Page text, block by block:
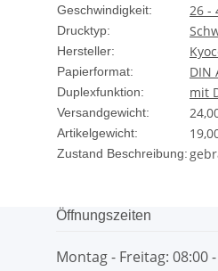
Geschwindigkeit: 26 -
Drucktyp:
Hersteller:
Papierformat: DIN
Duplexfunktion: mit
Versandgewicht:
Artikelgewicht:
Zustand Beschreibung:
Öffnungszeiten
Montag - Freitag: 08:00